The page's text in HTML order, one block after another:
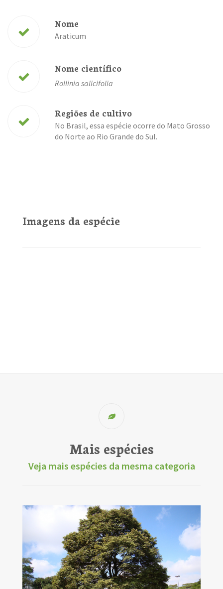
Nome
Araticum
Nome científico
Rollinia salicifolia
Regiões de cultivo
No Brasil, essa espécie ocorre do Mato Grosso
do Norte ao Rio Grande do Sul.
Imagens da espécie
Mais espécies
Veja mais espécies da mesma categoria